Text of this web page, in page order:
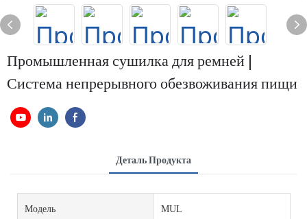
Промышленная сушилка для ремней |
Система непрерывного обезвоживания пищи
Деталь Продукта
Модель MUL